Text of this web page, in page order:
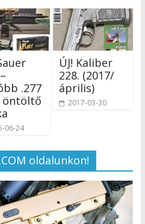
.277
öntöltő
06-24
ÚJ! Kaliber
228. (2017/
április)
2017-03-30
oldalunkon!